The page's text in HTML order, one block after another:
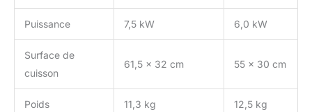
Puissance 7,5 kW 6,0 kW
Surface de
cuisson
61,5 x 32 cm 55 x 30 cm
Poids 11,3 kg 12,5 kg